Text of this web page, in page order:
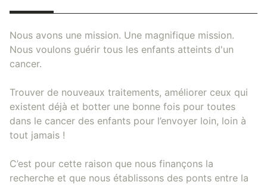
Nous avons une mission. Une magnifique mission.
Nous voulons guérir tous les enfants atteints d'un
cancer.
Trouver de nouveaux traitements, améliorer ceux qui
existent déjà et botter une bonne fois pour toutes
dans le cancer des enfants pour l’envoyer loin, loin à
tout jamais !
C’est pour cette raison que nous finançons la
recherche et que nous établissons des ponts entre la